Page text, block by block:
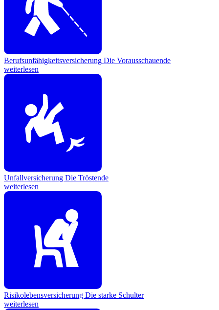
Berufsunfähigkeitsversicherung Die Vorausschauende
weiterlesen
Unfallversicherung Die Tröstende
weiterlesen
Risikolebensversicherung Die starke Schulter
weiterlesen